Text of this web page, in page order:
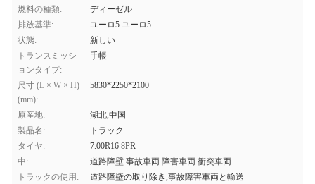
燃料の種類:
ディーゼル
排放基準:
ユーロ5 ユーロ5
状態:
新しい
トランスミッシ
ョンタイプ:
手帳
尺寸 (L × W × H)
(mm):
5830*2250*2100
原産地:
湖北,中国
製品名:
トラック
タイヤ:
7.00R16 8PR
中:
道路障壁 事故車両 障害車両 衝突車両
トラックの使用:
道路障壁の取り除き,事故障害車両と輸送